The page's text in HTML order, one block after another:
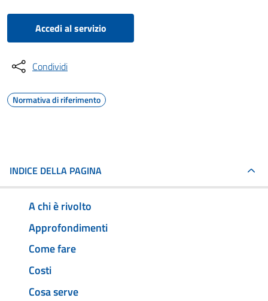
Accedi al servizio
Condividi
Normativa di riferimento
INDICE DELLA PAGINA
A chi è rivolto
Approfondimenti
Come fare
Costi
Cosa serve